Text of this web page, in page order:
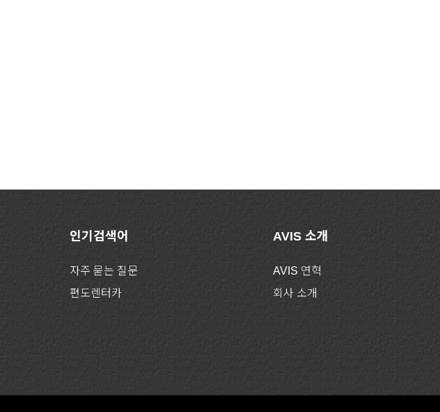
인기검색어
자주 묻는 질문
편도렌터카
AVIS 소개
AVIS 연혁
회사 소개